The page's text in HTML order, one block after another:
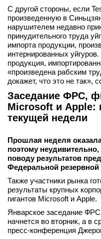
С другой стороны, если
произведенную в
нарушителем недавно
принудительного труда
импорта продукции,
интернированных
продукция,
«произведена рабским
докажет, что это не так»,
Заседание ФРС,
Microsoft и Apple:
текущей недели
Прошлая неделя
поэтому
поводу результатов
Федеральной
Также участники рынка
результаты крупных
гигантов Microsoft и Apple.
Январское заседание
начнется во вторник, а в
пресс-конференция